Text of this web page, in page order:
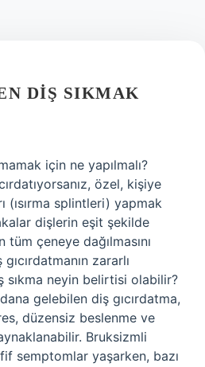
DIŞ SIKMAK
için ne yapılmalı?
özel, kişiye
(ısırma splintleri) yapmak
dişlerin eşit şekilde
tüm çeneye dağılmasını
zararlı
sıkma neyin belirtisi olabilir?
gelebilen diş gıcırdatma,
düzensiz beslenme ve
Bruksizmli
semptomlar yaşarken, bazı